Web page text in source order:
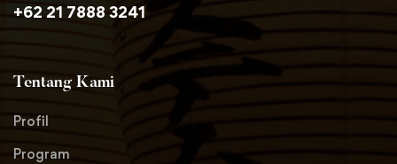
+62 21 7888 3241
Tentang Kami
Profil
Program